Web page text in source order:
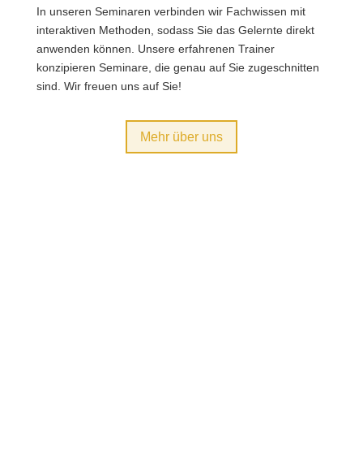
In unseren Seminaren verbinden wir Fach­wissen mit
interaktiven Methoden, sodass Sie das Gelernte direkt
anwenden können. Unsere erfahrenen Trainer
konzipieren Seminare, die genau auf Sie zugeschnitten
sind. Wir freuen uns auf Sie!
Mehr über uns